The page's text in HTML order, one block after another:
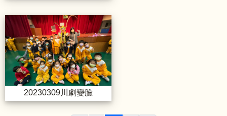
20230309川劇變臉
20230309川劇變臉